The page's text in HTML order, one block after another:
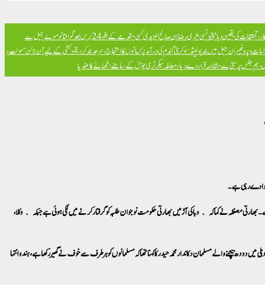
تحقیقات کی یقین دہانی
تیونسی شہری رضا بن صالح الیزیدی کسی مقدمے کے بغیر 24 برس بعد گوانتانوموبے جیل سے
و پروفیسران جیل میں بندپولینڈ: یوکرینی گندم کی درآمد پر کسانوں کا احتجاج، سرحد بند کر دیخود کشی کے لیے آن لائن سہولت،
ہم جنس پرستی سے مشابہہ قرار دے دیا، معاملہ سیکرٹری جنرل کے سامنے اٹھانے کا عندیا
دے رہی ہے۔
مصنفہ نے کہا کہ وبا کی آڑ میں بھارتی حکومت نوجوان طلبہ کو گرفتار کرنے میں لگی ہوئی ہے جبکہ وکلا،
بیچنے والے مسلمان دکاندار محمد حیدر کا کہنا تھا کہ مسلمانوں کو ہر طرف سے خوف نے گھیر رکھا ہے، ہندو انتہا